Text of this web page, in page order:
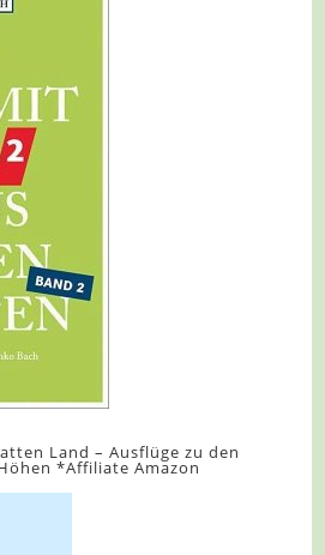
Land – Ausflüge zu den
*Affiliate Amazon